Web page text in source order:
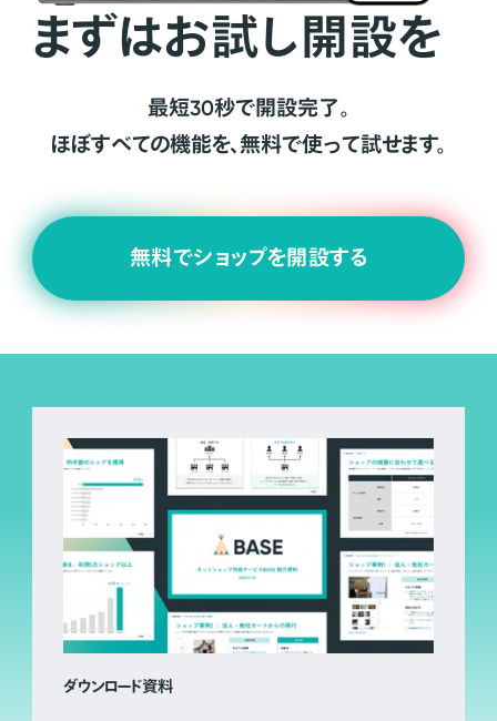
まずはお試し開設を
最短30秒で開設完了。
ほぼすべての機能を、無料で使って試せます。
無料でショップを開設する
ダウンロード資料